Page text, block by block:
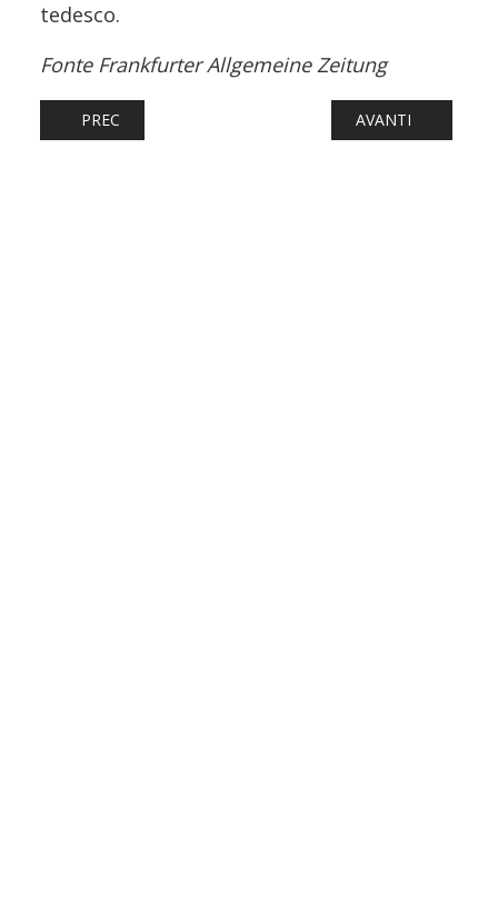
tedesco.
Fonte Frankfurter Allgemeine Zeitung
ARTICOLO PRECEDENTE: FERROVIA ADRIATICA,
PREC ARTICOLO
AVANTI